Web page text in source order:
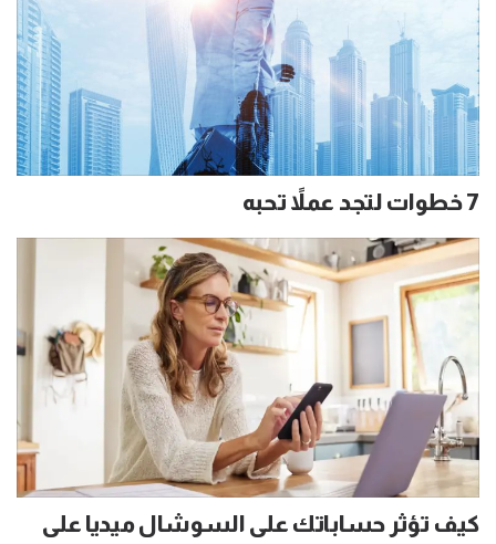
7 خطوات لتجد عملاً تحبه
كيف تؤثر حساباتك على السوشال ميديا على